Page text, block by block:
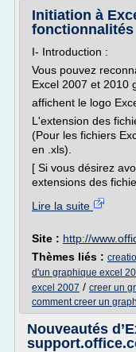
Initiation à
fonctionnalités
I- Introduction :
Vous pouvez
Excel 2007 et 2010
affichent le logo
L'extension des
(Pour les fichiers
en .xls).
[ Si vous désirez
extensions des
Lire la suite
Site : http://
Thèmes liés :
d'un graphique excel
excel 2007 / creer un
comment creer un
Nouveautés